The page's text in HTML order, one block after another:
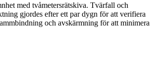
med tvåmetersrätskiva. Tvärfall och
gjordes efter ett par dygn för att verifiera
och avskärmning för att minimera